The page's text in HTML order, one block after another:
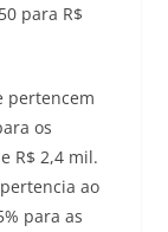
para R$
pertencem
os
R$ 2,4 mil.
ao
para as